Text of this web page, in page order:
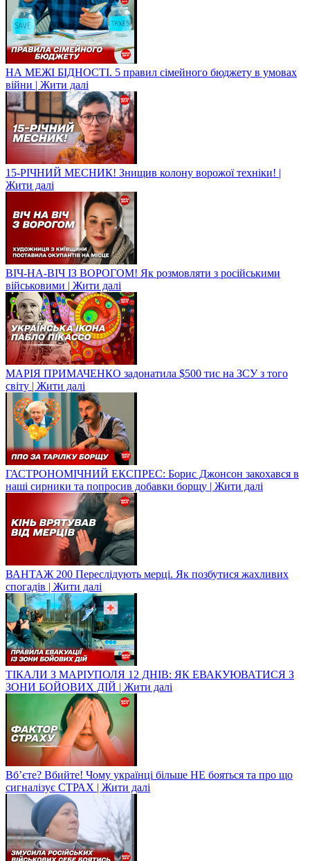
НА МЕЖІ БІДНОСТІ. 5 правил сімейного бюджету в умовах
війни | Жити далі
15-РІЧНИЙ МЕСНИК! Знищив колону ворожої техніки! |
Жити далі
ВІЧ-НА-ВІЧ ІЗ ВОРОГОМ! Як розмовляти з російськими
військовими | Жити далі
МАРІЯ ПРИМАЧЕНКО задонатила $500 тис на ЗСУ з того
світу | Жити далі
ГАСТРОНОМІЧНИЙ ЕКСПРЕС: Борис Джонсон закохався в
наші сирники та попросив добавки борщу | Жити далі
ВАНТАЖ 200 Переслідують мерці. Як позбутися жахливих
спогадів | Жити далі
ТІКАЛИ З МАРІУПОЛЯ 12 ДНІВ: ЯК ЕВАКУЮВАТИСЯ З
ЗОНИ БОЙОВИХ ДІЙ | Жити далі
Вб’єте? Вбийте! Чому українці більше НЕ бояться та про що
сигналізує СТРАХ | Жити далі